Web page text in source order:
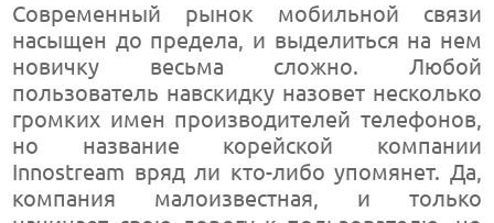
Современный рынок мобильной связи
насыщен до предела, и выделиться на нем
новичку весьма сложно. Любой
пользователь навскидку назовет несколько
громких имен производителей телефонов,
но название корейской компании
Innostream вряд ли кто-либо упомянет. Да,
компания малоизвестная, и только